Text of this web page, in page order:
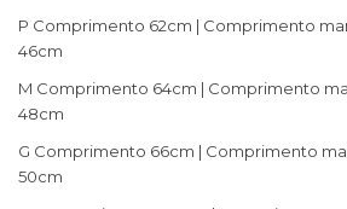
P Comprimento 62cm | Comprimento
46cm
M Comprimento 64cm | Comprimento
48cm
G Comprimento 66cm | Comprimento
50cm